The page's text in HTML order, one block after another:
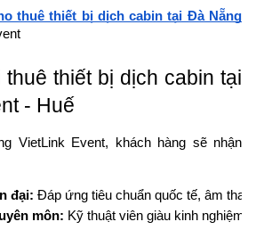
thuê thiết bị dịch cabin tại Đà Nẵng
thiết bị dịch cabin tại
- Huế
VietLink Event, khách hàng sẽ nhận
đại: Đáp ứng tiêu chuẩn quốc tế, âm thanh
môn: Kỹ thuật viên giàu kinh nghiệm,